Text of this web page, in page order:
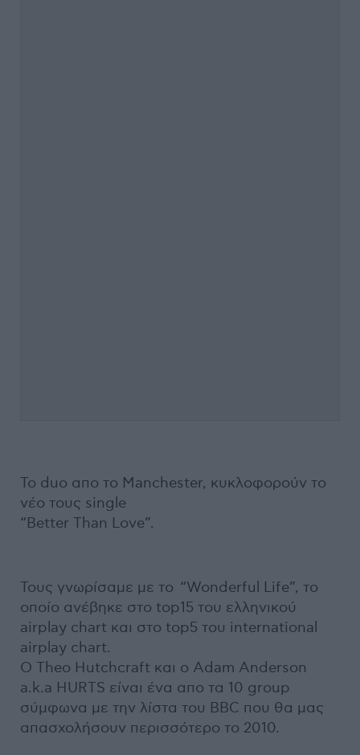
Το duo απο το Manchester, κυκλοφορούν το
νέο τους single
“Better Than Love”.
Τους γνωρίσαμε με το “Wonderful Life”, το
οποίο ανέβηκε στο top15 του ελληνικού
airplay chart και στο top5 του international
airplay chart.
Ο Theo Hutchcraft και ο Adam Anderson
a.k.a HURTS είναι ένα απο τα 10 group
σύμφωνα με την λίστα του BBC που θα μας
απασχολήσουν περισσότερο το 2010.